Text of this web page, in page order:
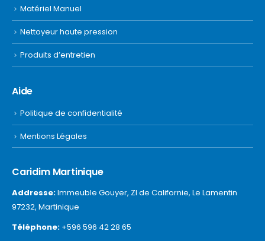
Matériel Manuel
Nettoyeur haute pression
Produits d’entretien
Aide
Politique de confidentialité
Mentions Légales
Caridim Martinique
Addresse:Immeuble Gouyer, ZI de Californie, Le Lamentin
97232, Martinique
Téléphone: +596 596 42 28 65